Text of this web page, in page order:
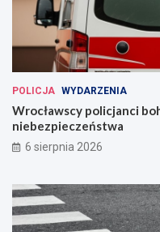
POLICJA WYDARZENIA
Wrocławscy policjanci
niebezpieczeństwa
6 sierpnia 2026